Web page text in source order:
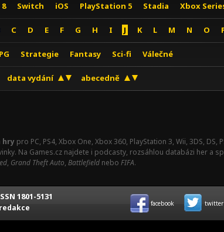
Switch iOS PlayStation 5 Stadia Xbox
C D E F G H I J K L M N O
Strategie Fantasy Sci-fi Válečné
data vydání abecedně
hry pro PC, PS4, Xbox One, Xbox 360, PlayStation 3, Wii, 3DS,
Na Games.cz najdete i podcasty, rozsáhlou databázi her a
, Grand Theft Auto, Battlefield nebo FIFA.
1801-5131
redakce facebook twitter